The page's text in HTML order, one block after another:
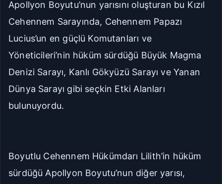
Apollyon Boyutu’nun yarısını oluşturan bu Kızıl
Cehennem Sarayında, Cehennem Papazı
Lucius’un en güçlü Komutanları ve
Yöneticileri’nin hüküm sürdüğü Büyük Magma
Denizi Sarayı, Kanlı Gökyüzü Sarayı ve Yanan
Dünya Sarayı gibi seçkin Etki Alanları
bulunuyordu.
Boyutlu Cehennem Hükümdarı Lilith’in hüküm
sürdüğü Apollyon Boyutu’nun diğer yarısı,